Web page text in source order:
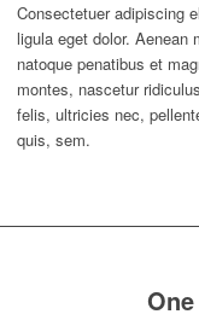
Consectetuer adipiscing
ligula eget dolor. Aenean
natoque penatibus et
montes, nascetur
felis, ultricies nec,
quis, sem.